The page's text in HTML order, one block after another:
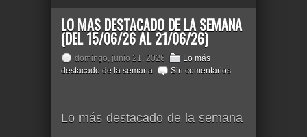
LO MÁS DESTACADO DE LA SEMANA
(DEL 15/06/26 AL 21/06/26)
domingo, junio 21, 2026
Lo más
destacado de la semana
Sin comentarios
Lo más destacado de la semana